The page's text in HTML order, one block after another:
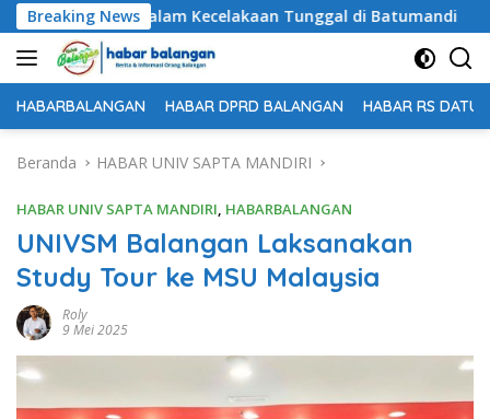
Langsung
ke
konten
Breaking News
Dunia dalam Kecelakaan Tunggal di Batumandi
HABARBALANGAN HABAR DPRD BALANGAN HABAR RS DATU
Beranda HABAR UNIV SAPTA MANDIRI
HABAR UNIV SAPTA MANDIRI, HABARBALANGAN
UNIVSM Balangan Laksanakan
Study Tour ke MSU Malaysia
Roly
9 Mei 2025